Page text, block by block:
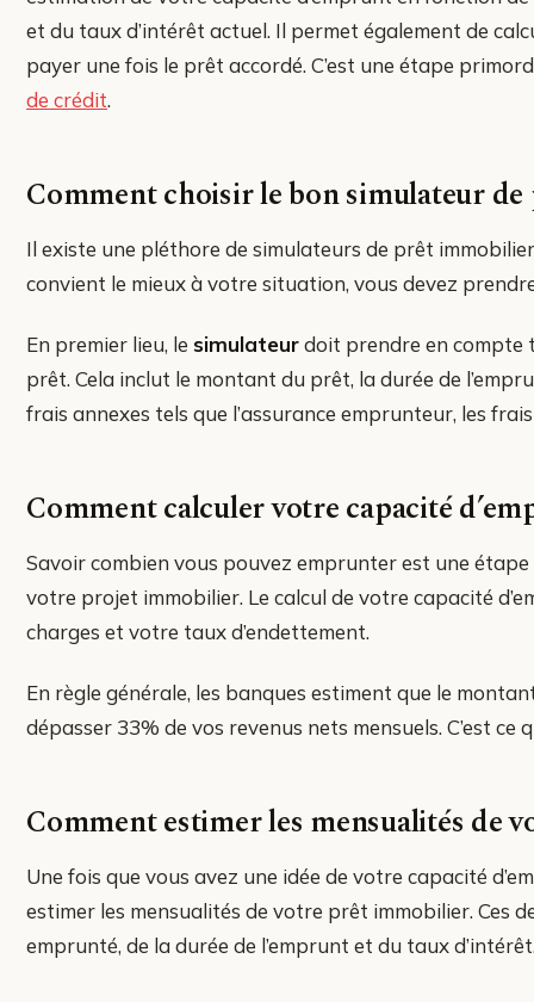
et du taux d’intérêt actuel. Il permet également de
payer une fois le prêt accordé. C’est une étape
de crédit.
Comment choisir le bon simulateur
Il existe une pléthore de simulateurs de prêt
convient le mieux à votre situation, vous devez
En premier lieu, le simulateurdoit prendre en compte
prêt. Cela inclut le montant du prêt, la durée de
frais annexes tels que l’assurance emprunteur, les
Comment calculer votre capacité
Savoir combien vous pouvez emprunter est une
votre projet immobilier. Le calcul de votre capacité
charges et votre taux d’endettement.
En règle générale, les banques estiment que le
dépasser 33% de vos revenus nets mensuels. C’est ce
Comment estimer les mensualités de
Une fois que vous avez une idée de votre capacité
estimer les mensualités de votre prêt immobilier. Ces
emprunté, de la durée de l’emprunt et du taux